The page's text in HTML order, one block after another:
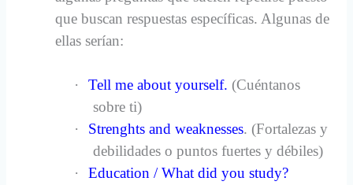
que buscan respuestas específicas. Algunas de
ellas serían:
· Tell me about yourself. (Cuéntanos
sobre ti)
·
Strenghts and weaknesses. (Fortalezas y
debilidades o puntos fuertes y débiles)
·
Education / What did you study?